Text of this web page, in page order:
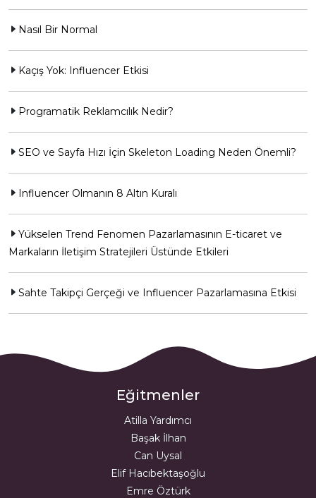
Nasıl Bir Normal
Kaçış Yok: Influencer Etkisi
Programatik Reklamcılık Nedir?
SEO ve Sayfa Hızı İçin Skeleton Loading Neden Önemli?
Influencer Olmanın 8 Altın Kuralı
Yükselen Trend Fenomen Pazarlamasının E-ticaret ve
Markaların İletişim Stratejileri Üstünde Etkileri
Sahte Takipçi Gerçeği ve Influencer Pazarlamasına Etkisi
Eğitmenler
Atilla Yardımcı
Başak İlhan
Can Uysal
Elif Hacıbektaşoğlu
Emre Öztürk